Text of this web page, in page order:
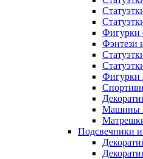
Фигурки
Фэнтези
Фигурки
Машины
Подсвечники и